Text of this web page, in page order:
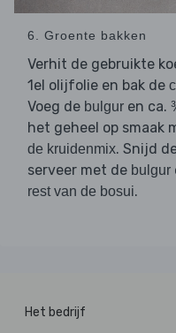
6. Groente bakken
Verhit de gebruikte
1el olijfolie en bak de
Voeg de bulgur en ca.
het geheel op smaak
de kruidenmix. Snijd
serveer met de bulgur
rest van de bosui.
Het bedrijf